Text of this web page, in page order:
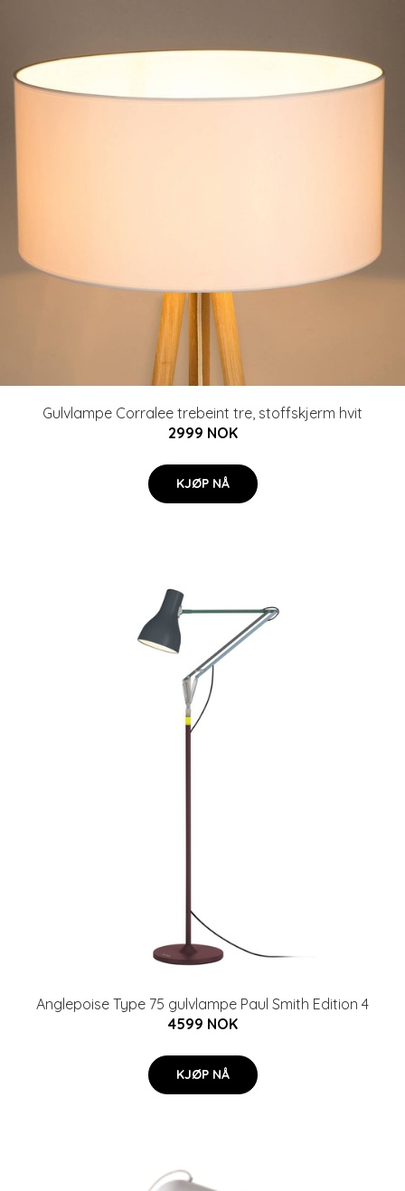
Gulvlampe Corralee trebeint tre, stoffskjerm hvit
2999 NOK
KJØP NÅ
Anglepoise Type 75 gulvlampe Paul Smith Edition 4
4599 NOK
KJØP NÅ